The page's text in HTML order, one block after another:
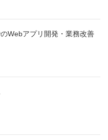
Webアプリ開発・業務改善